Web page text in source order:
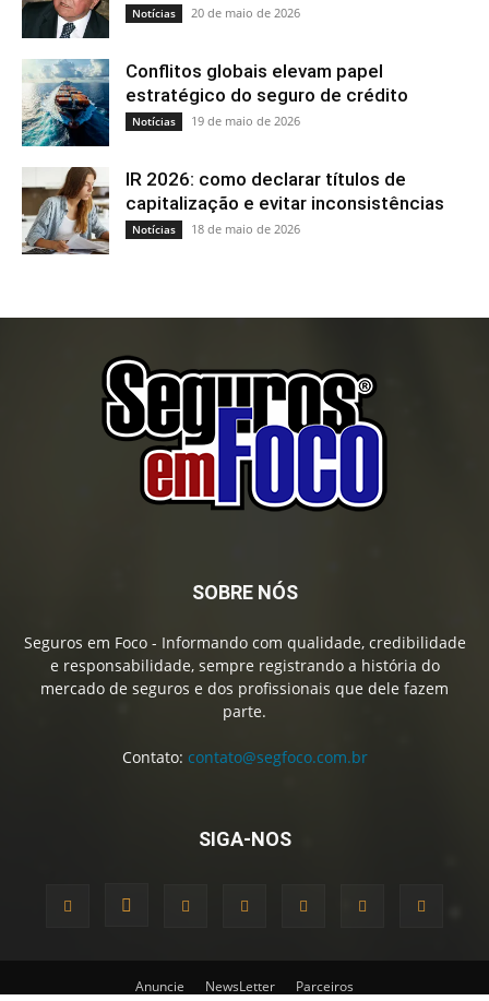
Notícias 20 de maio de 2026
Conflitos globais elevam papel
estratégico do seguro de crédito
Notícias 19 de maio de 2026
IR 2026: como declarar títulos de
capitalização e evitar inconsistências
Notícias 18 de maio de 2026
SOBRE NÓS
Seguros em Foco - Informando com qualidade, credibilidade
e responsabilidade, sempre registrando a história do
mercado de seguros e dos profissionais que dele fazem
parte.
Contato: contato@segfoco.com.br
SIGA-NOS
Anuncie NewsLetter Parceiros